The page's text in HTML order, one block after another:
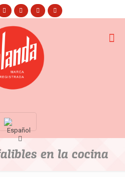
en la cocina